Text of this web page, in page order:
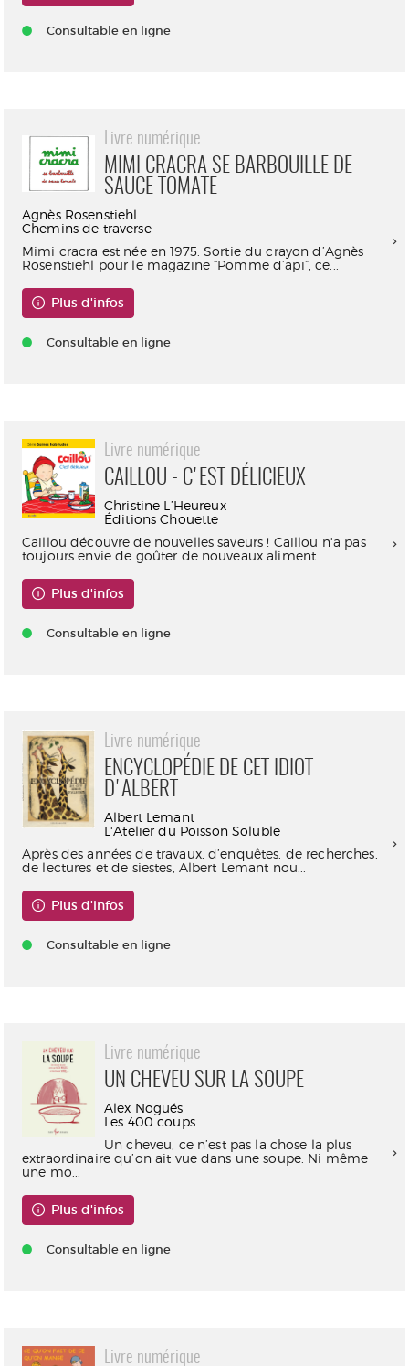
Consultable en ligne
Livre numérique
MIMI CRACRA SE BARBOUILLE DE
SAUCE TOMATE
Agnès Rosenstiehl
Chemins de traverse
Mimi cracra est née en 1975. Sortie du crayon d’Agnès
Rosenstiehl pour le magazine “Pomme d’api”, ce...
Plus d'infos
Consultable en ligne
Livre numérique
CAILLOU - C'EST DÉLICIEUX
Christine L’Heureux
Éditions Chouette
Caillou découvre de nouvelles saveurs ! Caillou n'a pas
toujours envie de goûter de nouveaux aliment...
Plus d'infos
Consultable en ligne
Livre numérique
ENCYCLOPÉDIE DE CET IDIOT
D'ALBERT
Albert Lemant
L'Atelier du Poisson Soluble
Après des années de travaux, d’enquêtes, de recherches,
de lectures et de siestes, Albert Lemant nou...
Plus d'infos
Consultable en ligne
Livre numérique
UN CHEVEU SUR LA SOUPE
Alex Nogués
Les 400 coups
Un cheveu, ce n’est pas la chose la plus
extraordinaire qu’on ait vue dans une soupe. Ni même
une mo...
Plus d'infos
Consultable en ligne
Livre numérique